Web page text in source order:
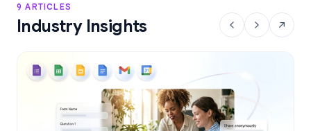
9 ARTICLES
Industry Insights